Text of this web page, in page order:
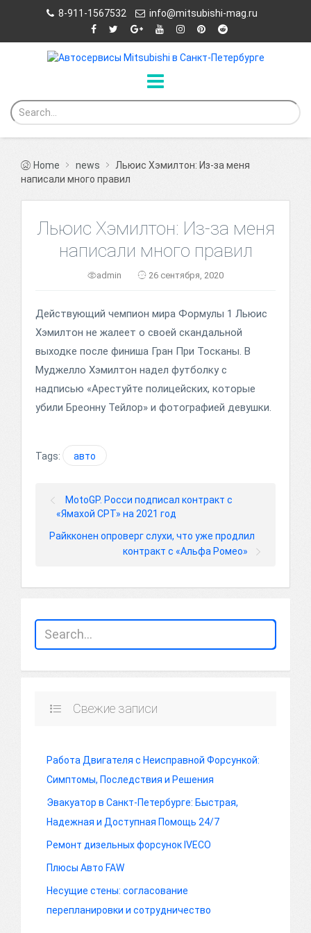
8-911-1567532 info@mitsubishi-mag.ru
Home news
Льюис Хэмилтон: Из-за меня
написали много правил
Льюис Хэмилтон: Из-за меня
написали много правил
admin 26 сентября, 2020
Действующий чемпион мира Формулы 1 Льюис
Хэмилтон не жалеет о своей скандальной
выходке после финиша Гран При Тосканы. В
Муджелло Хэмилтон надел футболку с
надписью «Арестуйте полицейских, которые
убили Бреонну Тейлор» и фотографией девушки.
Tags: авто
MotoGP. Росси подписал контракт с
«Ямахой СРТ» на 2021 год
Райкконен опроверг слухи, что уже продлил
контракт с «Альфа Ромео»
Свежие записи
Работа Двигателя с Неисправной Форсункой:
Симптомы, Последствия и Решения
Эвакуатор в Санкт-Петербурге: Быстрая,
Надежная и Доступная Помощь 24/7
Ремонт дизельных форсунок IVECO
Плюсы Авто FAW
Несущие стены: согласование
перепланировки и сотрудничество